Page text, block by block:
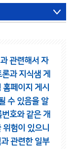
관련해서 자
과 지식샘 게
홈페이지 게시
수 있음을 알
호와 같은 개
험이 있으니
관련한 일부